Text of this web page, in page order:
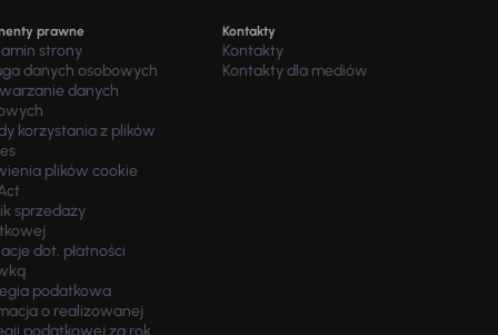
prawne
strony
danych osobowych
danych
korzystania z plików
plików cookie
sprzedaży
dot. płatności
podatkowa
o realizowanej
podatkowej za rok
Kontakty
Kontakty
Kontakty dla mediów